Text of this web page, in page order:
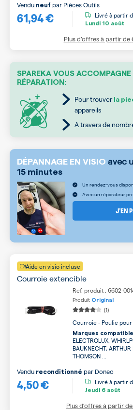
61,94 €
Vendu neuf par Pièces Outils
Livré à partir
Lundi 10 août
Plus d’offres à partir de
SPAREKA VOUS
RÉPARATION:
Pour trouver la
appareils
A travers de
DÉPANNAGE EN VISIO avec
15 minutes
Un rendez-vous
Avec un réparateur
J’EN
Aide en visio incluse
Courroie extencible
Ref. produit : 6602-
Produit Original
(1)
Courroie - Poulie pour
Marques
ELECTROLUX,
BAUKNECHT,
THOMSON ...
4,50 €
Vendu reconditionné par Doneo
Livré à partir
Jeudi 6 août
Plus d’offres à partir de